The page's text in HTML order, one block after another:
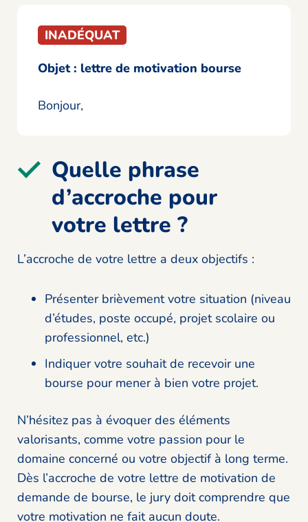
INADÉQUAT
Objet : lettre de motivation bourse
Bonjour,
Quelle phrase
d’accroche pour
votre lettre ?
L’accroche de votre lettre a deux objectifs :
Présenter brièvement votre situation (niveau
d’études, poste occupé, projet scolaire ou
professionnel, etc.)
Indiquer votre souhait de recevoir une
bourse pour mener à bien votre projet.
N’hésitez pas à évoquer des éléments
valorisants, comme votre passion pour le
domaine concerné ou votre objectif à long terme.
Dès l’accroche de votre lettre de motivation de
demande de bourse, le jury doit comprendre que
votre motivation ne fait aucun doute.